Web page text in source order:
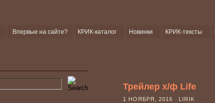
Впервые на сайте? КРИК-каталог Новинки КРИК-тексты
Трейлер х/ф Life
1 НОЯБРЯ, 2016 LIRIK